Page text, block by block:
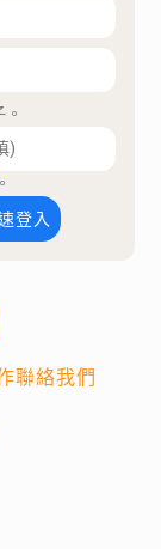
。
登入
聯絡我們